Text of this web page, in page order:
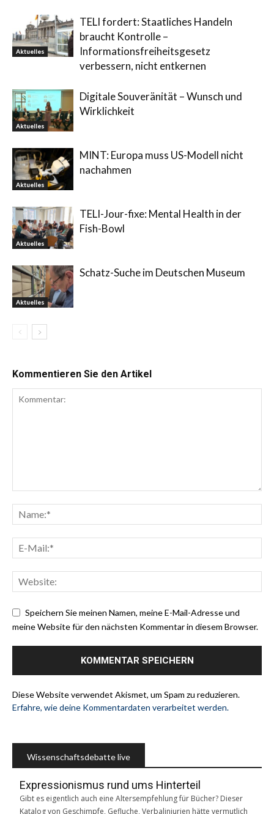
Aktuelles
TELI fordert: Staatliches Handeln
braucht Kontrolle –
Informationsfreiheitsgesetz
verbessern, nicht entkernen
Aktuelles
Digitale Souveränität – Wunsch und
Wirklichkeit
Aktuelles
MINT: Europa muss US-Modell nicht
nachahmen
Aktuelles
TELI-Jour-fixe: Mental Health in der
Fish-Bowl
Aktuelles
Schatz-Suche im Deutschen Museum
Kommentieren Sie den Artikel
Speichern Sie meinen Namen, meine E-Mail-Adresse und
meine Website für den nächsten Kommentar in diesem Browser.
Diese Website verwendet Akismet, um Spam zu reduzieren.
Erfahre, wie deine Kommentardaten verarbeitet werden.
Wissenschaftsdebatte live
Expressionismus rund ums Hinterteil
Gibt es eigentlich auch eine Altersempfehlung für Bücher? Dieser
Katalog von Geschimpfe, Gefluche, Verbalinjurien hätte vermutlich